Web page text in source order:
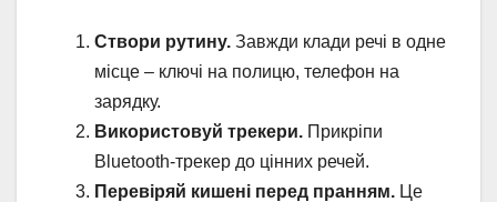
Створи рутину. Завжди клади речі в одне
місце – ключі на полицю, телефон на
зарядку.
Використовуй трекери. Прикріпи
Bluetooth-трекер до цінних речей.
Перевіряй кишені перед пранням. Це